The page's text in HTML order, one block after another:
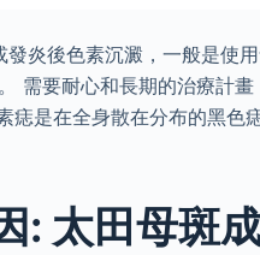
炎後色素沉澱，一般是使
需要耐心和長期的治療計
痣是在全身散在分布的黑色
: 太田母斑